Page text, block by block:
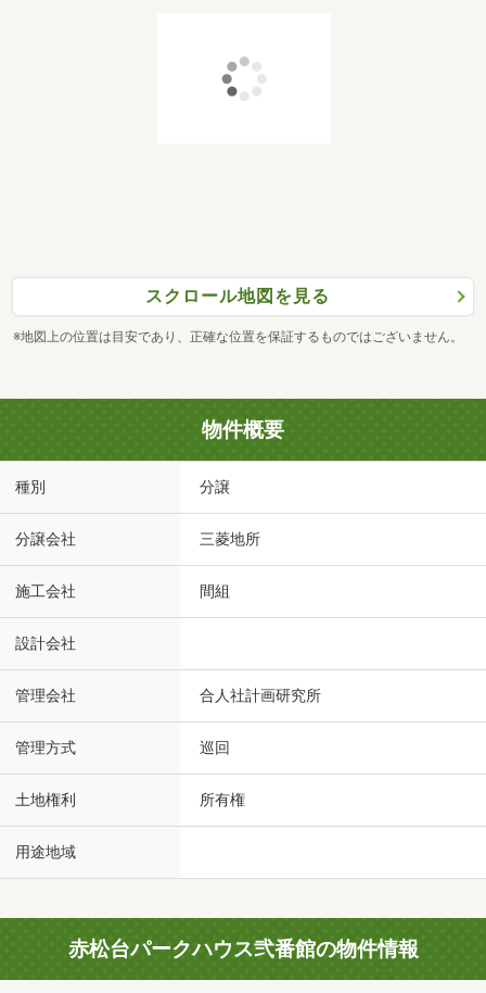
スクロール地図を見る
※地図上の位置は目安であり、正確な位置を保証するものではございません。
物件概要
種別 分譲
分譲会社 三菱地所
施工会社 間組
設計会社
管理会社 合人社計画研究所
管理方式 巡回
土地権利 所有権
用途地域
赤松台パークハウス弐番館の物件情報